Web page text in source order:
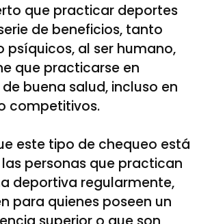
que practicar deportes
de beneficios, tanto
psíquicos, al ser humano,
que practicarse en
buena salud, incluso en
competitivos.
este tipo de chequeo está
personas que practican
deportiva regularmente,
para quienes poseen un